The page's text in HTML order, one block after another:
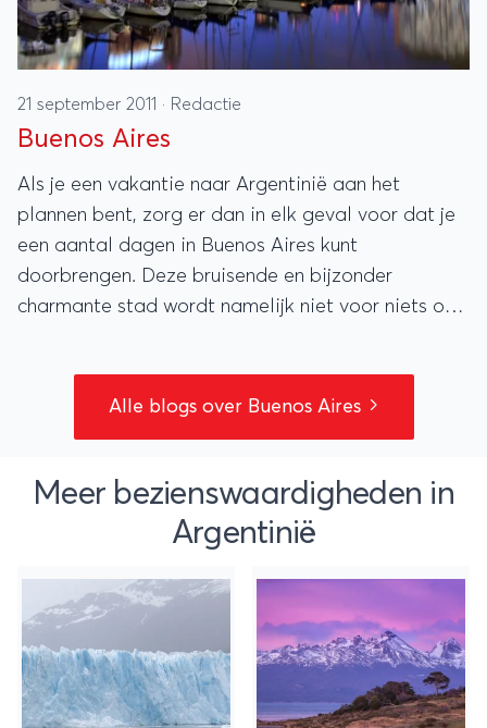
21 september 2011 · Redactie
Buenos Aires
Als je een vakantie naar Argentinië aan het
plannen bent, zorg er dan in elk geval voor dat je
een aantal dagen in Buenos Aires kunt
doorbrengen. Deze bruisende en bijzonder
charmante stad wordt namelijk niet voor niets ook
Alle blogs over Buenos Aires
Meer bezienswaardigheden in
Argentinië